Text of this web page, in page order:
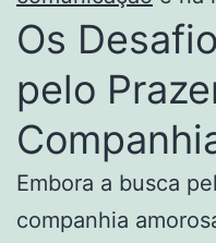
Os
pelo
Embora a busca
companhia